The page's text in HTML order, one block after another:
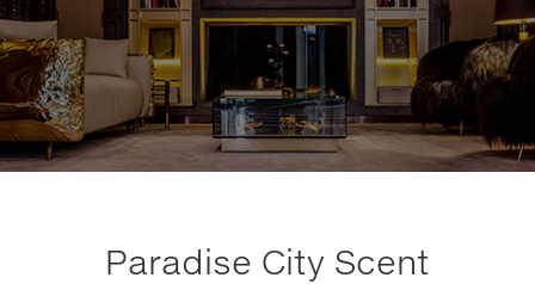
Paradise City Scent